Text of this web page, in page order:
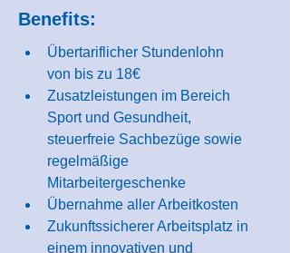
Benefits:
Übertariflicher Stundenlohn
von bis zu 18€
Zusatzleistungen im Bereich
Sport und Gesundheit,
steuerfreie Sachbezüge sowie
regelmäßige
Mitarbeitergeschenke
Übernahme aller Arbeitkosten
Zukunftssicherer Arbeitsplatz in
einem innovativen und